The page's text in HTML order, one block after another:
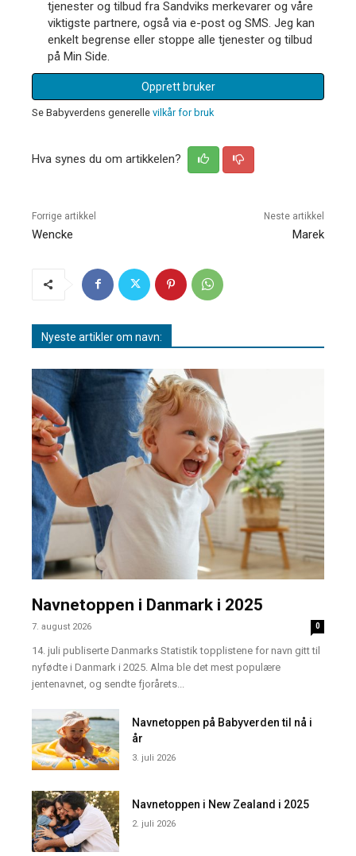
tjenester og tilbud fra Sandviks merkevarer og våre
viktigste partnere, også via e-post og SMS. Jeg kan
enkelt begrense eller stoppe alle tjenester og tilbud
på Min Side.
Opprett bruker
Se Babyverdens generelle vilkår for bruk
Hva synes du om artikkelen?
Forrige artikkel
Wencke
Neste artikkel
Marek
Nyeste artikler om navn:
Navnetoppen i Danmark i 2025
7. august 2026 0
14. juli publiserte Danmarks Statistik topplistene for navn gitt til
nyfødte i Danmark i 2025. Alma ble det mest populære
jentenavnet, og sendte fjorårets...
Navnetoppen på Babyverden til nå i
år
3. juli 2026
Navnetoppen i New Zealand i 2025
2. juli 2026